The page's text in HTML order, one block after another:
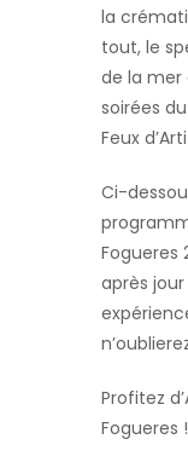
la
tout, le
de la mer
soirées
Feux
Ci-
Fogueres
après
Profitez
Fogueres !